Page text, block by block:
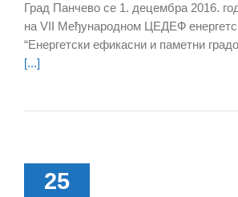
Град Панчево се 1. децембра 2016.
на VII Међународном ЦЕДЕФ
“Енергетски ефикасни и паметни
[...]
25